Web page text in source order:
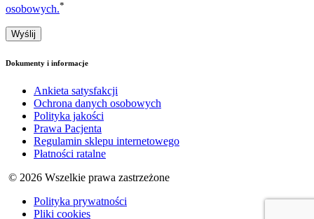
osobowych.*
Dokumenty i informacje
Ankieta satysfakcji
Ochrona danych osobowych
Polityka jakości
Prawa Pacjenta
Regulamin sklepu internetowego
Płatności ratalne
© 2026 Wszelkie prawa zastrzeżone
Polityka prywatności
Pliki cookies